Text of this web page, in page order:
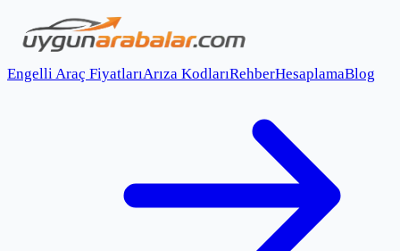
Engelli Araç FiyatlarıArıza KodlarıRehberHesaplamaBlog